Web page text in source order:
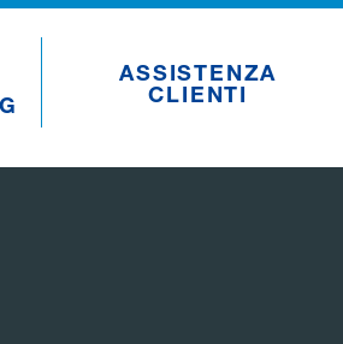
ASSISTENZA
CLIENTI